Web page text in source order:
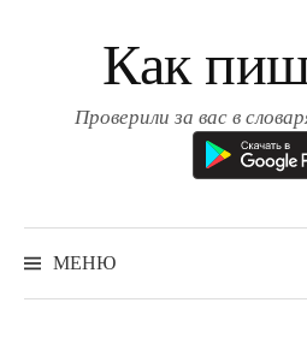
содержимомуКак
Проверили за вас в
МЕНЮ